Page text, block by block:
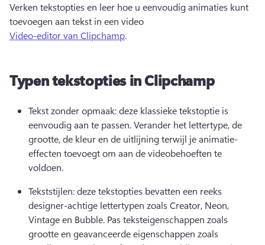
Verken tekstopties en leer hoe u eenvoudig animaties kunt
toevoegen aan tekst in een video
Video-editor van Clipchamp.
Typen tekstopties in Clipchamp
Tekst zonder opmaak: deze klassieke tekstoptie is
eenvoudig aan te passen. Verander het lettertype, de
grootte, de kleur en de uitlijning terwijl je animatie-
effecten toevoegt om aan de videobehoeften te
voldoen.
Tekststijlen: deze tekstopties bevatten een reeks
designer-achtige lettertypen zoals Creator, Neon,
Vintage en Bubble. Pas teksteigenschappen zoals
grootte en geavanceerde eigenschappen zoals